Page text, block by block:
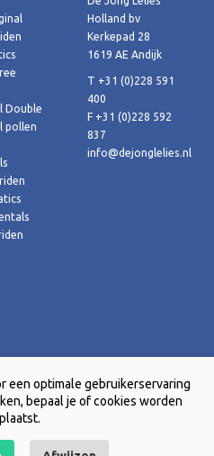
Double
pollen
Holland bv
Kerkepad 28
1619 AE Andijk
T +31 (0)228 591
400
F +31 (0)228 592
837
info@dejonglelies.nl
een optimale gebruikerservaring
bepaal je of cookies worden